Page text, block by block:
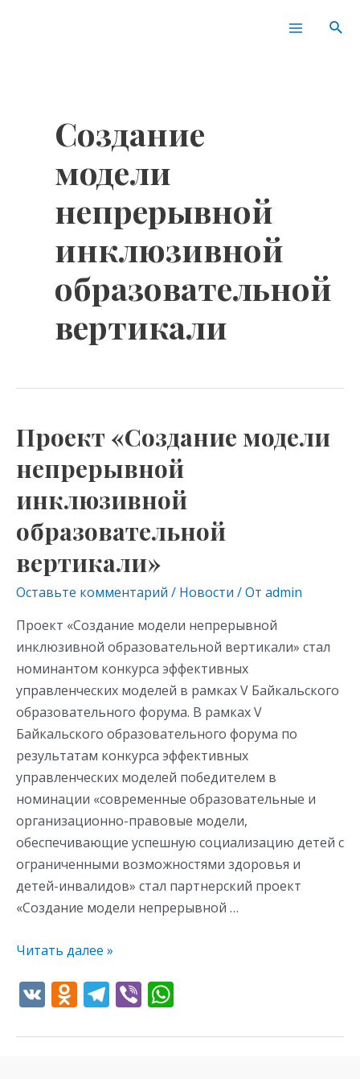
Main
Создание
модели
непрерывной
инклюзивной
образовательной
вертикали
Проект «Создание модели
непрерывной
инклюзивной
образовательной
вертикали»
Оставьте комментарий / Новости / От admin
Проект «Создание модели непрерывной
инклюзивной образовательной вертикали» стал
номинантом конкурса эффективных
управленческих моделей в рамках V Байкальского
образовательного форума. В рамках V
Байкальского образовательного форума по
результатам конкурса эффективных
управленческих моделей победителем в
номинации «современные образовательные и
организационно-правовые модели,
обеспечивающие успешную социализацию детей с
ограниченными возможностями здоровья и
детей-инвалидов» стал партнерский проект
«Создание модели непрерывной …
Проект
«Создание
модели
непрерывной
образовательной
вертикали»
Читать далее »
V O
n
T
e
Vi
er at